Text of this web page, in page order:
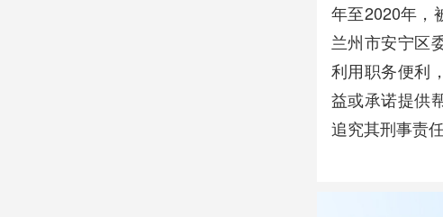
年至2020年，
兰州市安宁区
利用职务便利
益或承诺提供
追究其刑事责任